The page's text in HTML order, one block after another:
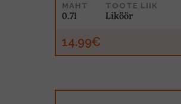
MAHT
0.7l
TOOTE LIIK
Liköör
14.99€